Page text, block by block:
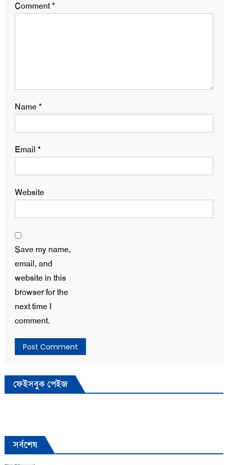
Comment*
Name*
Email *
Website
Save my name,
email, and
website in this
browser for the
next time I
comment.
ফেইসবুক পেইজ
সর্বশেষ